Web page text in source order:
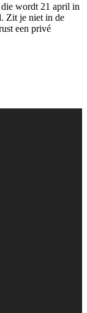
wordt 21 april in
Zit je niet in de
een privé